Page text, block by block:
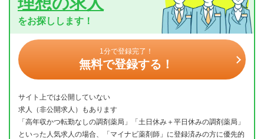
をお探しします！
1分で登録完了！
無料で登録する！
サイト上では公開していない
求人（非公開求人）もあります
「高年収かつ転勤なしの調剤薬局」「土日休み＋平日休みの調剤薬局」
といった人気求人の場合、「マイナビ薬剤師」に登録済みの方に優先的